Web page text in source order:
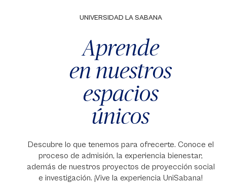
UNIVERSIDAD LA SABANA
Aprende
en nuestros
espacios
únicos
Descubre lo que tenemos para ofrecerte. Conoce el
proceso de admisión, la experiencia bienestar,
además de nuestros proyectos de proyección social
e investigación. ¡Vive la experiencia UniSabana!